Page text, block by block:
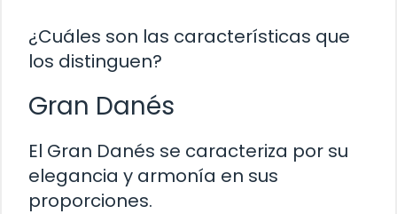
¿Cuáles son las características que
los distinguen?
Gran Danés
El Gran Danés se caracteriza por su
elegancia y armonía en sus
proporciones.